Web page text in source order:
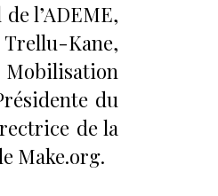
l’ADEME,
Kane,
Mobilisation
du
de la
Make.org.